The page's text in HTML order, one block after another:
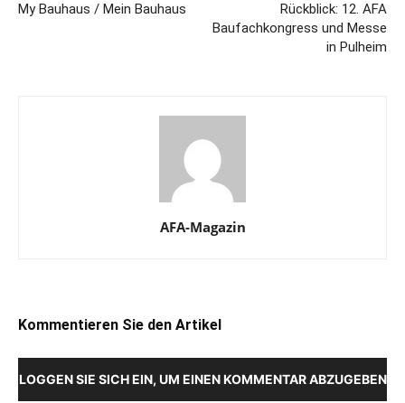
My Bauhaus / Mein Bauhaus
Rückblick: 12. AFA
Baufachkongress und Messe
in Pulheim
AFA-Magazin
Kommentieren Sie den Artikel
LOGGEN SIE SICH EIN, UM EINEN KOMMENTAR ABZUGEBEN